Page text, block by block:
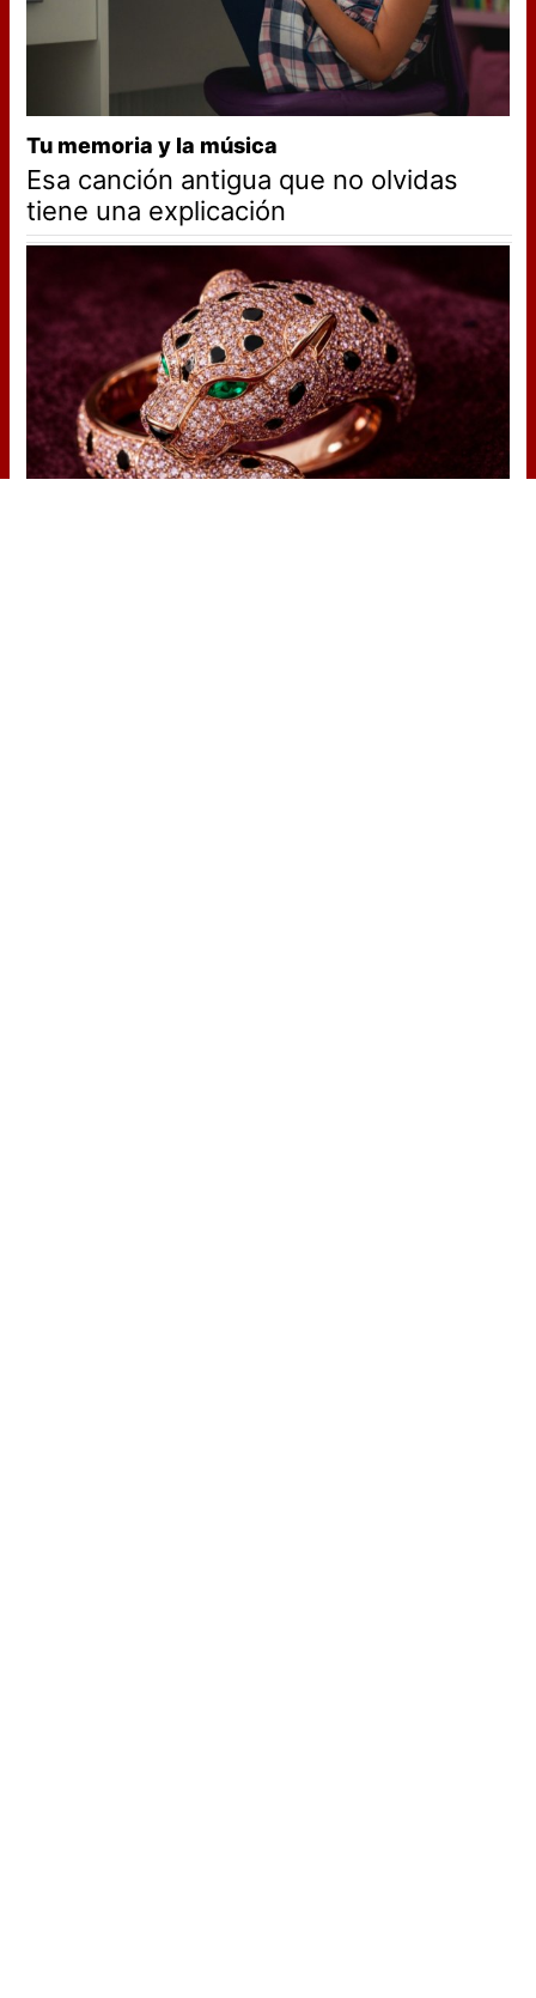
Tu memoria y la música
Esa canción antigua que no olvidas
tiene una explicación